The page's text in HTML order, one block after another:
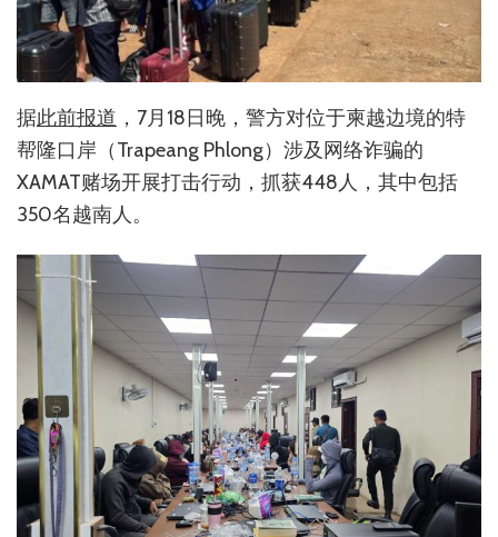
据此前报道 ，7月18日晚，警方对位于柬越边境的特
帮隆口岸（Trapeang Phlong）涉及网络诈骗的
XAMAT赌场开展打击行动，抓获448人，其中包括
350名越南人。